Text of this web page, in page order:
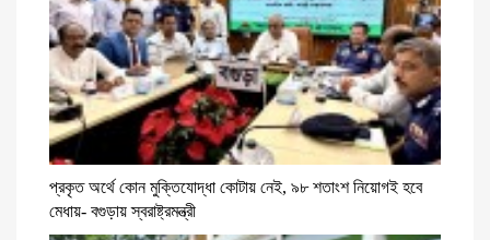
প্রকৃত অর্থে কোন মুক্তিযোদ্ধা কোটায় নেই, ৯৮ শতাংশ নিয়োগই হবে
মেধায়- বগুড়ায় স্বরাষ্ট্রমন্ত্রী